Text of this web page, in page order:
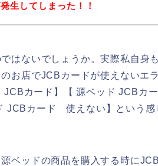
生してしまった！！
はないでしょうか。実際私自身
お店でJCBカードが使えないエ
JCBカード】【 源ベッド JCBカ
カード 使えない】という感
ベッドの商品を購入する時に